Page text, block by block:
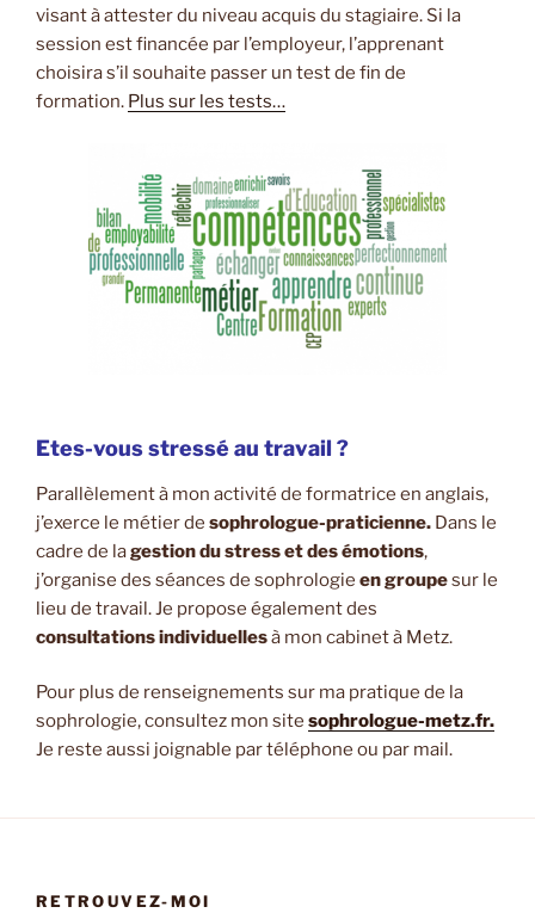
visant à attester du niveau acquis du stagiaire. Si la
session est financée par l’employeur, l’apprenant
choisira s’il souhaite passer un test de fin de
formation. Plus sur les tests…
Etes-vous stressé au travail ?
Parallèlement à mon activité de formatrice en anglais,
j’exerce le métier de sophrologue-praticienne. Dans le
cadre de lagestion du stress et des émotions,
j’organise des séances de sophrologie en groupesur le
lieu de travail. Je propose également des
consultations individuellesà mon cabinet à Metz.
Pour plus de renseignements sur ma pratique de la
sophrologie, consultez mon site sophrologue-metz.fr.
Je reste aussi joignable par téléphone ou par mail.
RETROUVEZ-MOI